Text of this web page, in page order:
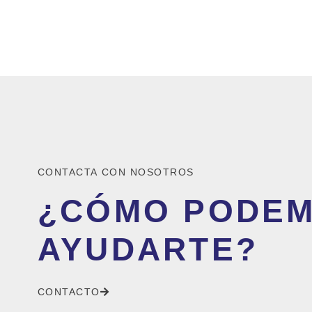
CONTACTA CON NOSOTROS
¿CÓMO
AYUDARTE?
CONTACTO